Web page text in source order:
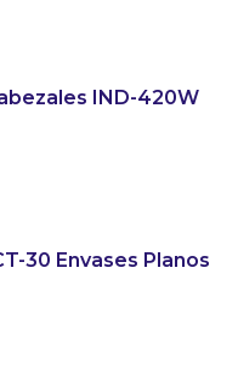
IND-420W
30 Envases Planos